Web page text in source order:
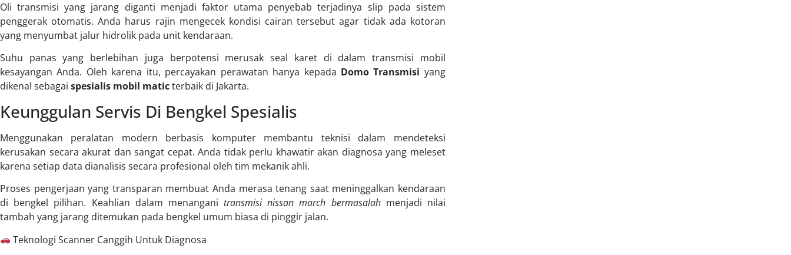
Oli transmisi yang jarang diganti menjadi faktor utama penyebab terjadinya slip pada sistem
penggerak otomatis. Anda harus rajin mengecek kondisi cairan tersebut agar tidak ada kotoran
yang menyumbat jalur hidrolik pada unit kendaraan.
Suhu panas yang berlebihan juga berpotensi merusak seal karet di dalam transmisi mobil
kesayangan Anda. Oleh karena itu, percayakan perawatan hanya kepada Domo Transmisi yang
dikenal sebagai spesialis mobil maticterbaik di Jakarta.
Keunggulan Servis Di Bengkel Spesialis
Menggunakan peralatan modern berbasis komputer membantu teknisi dalam mendeteksi
kerusakan secara akurat dan sangat cepat. Anda tidak perlu khawatir akan diagnosa yang meleset
karena setiap data dianalisis secara profesional oleh tim mekanik ahli.
Proses pengerjaan yang transparan membuat Anda merasa tenang saat meninggalkan kendaraan
di bengkel pilihan. Keahlian dalam menanganitransmisi nissan march bermasalahmenjadi nilai
tambah yang jarang ditemukan pada bengkel umum biasa di pinggir jalan.
Teknologi Scanner Canggih Untuk Diagnosa